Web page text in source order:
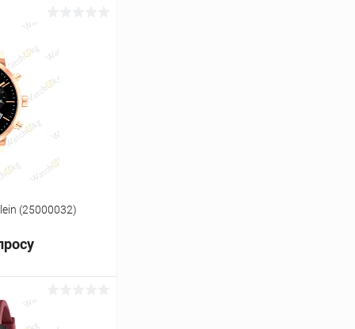
(25000032)
цену